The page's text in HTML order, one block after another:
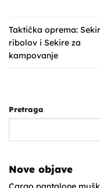
Taktička oprema:
ribolov i Sekire za
kampovanje
Pretraga
Nove objave